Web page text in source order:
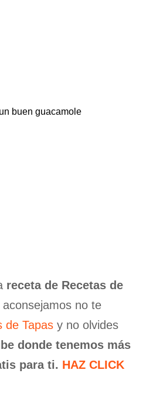
buen guacamole
receta de Recetas de
aconsejamos no te
de Tapas y no olvides
donde tenemos más
para ti. HAZ CLICK